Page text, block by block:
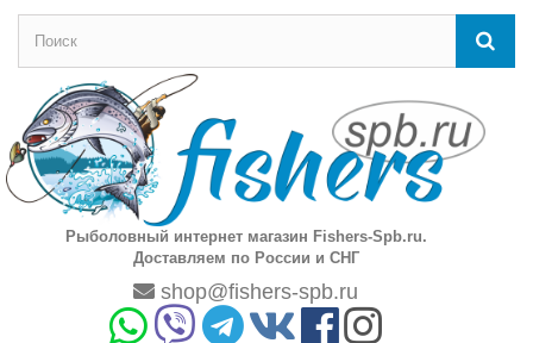
Рыболовный интернет магазин Fishers-Spb.ru.
Доставляем по России и СНГ
shop@fishers-spb.ru